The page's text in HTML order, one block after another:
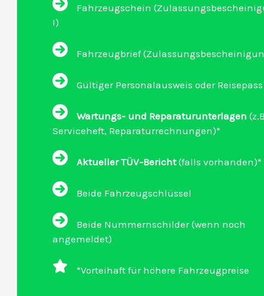
Fahrzeugschein
I)
Fahrzeugbrief
Gültiger Personalausweis oder Reisepass
Wartungs- und Reparaturunterlagen
Serviceheft, Reparaturrechnungen)*
Aktueller TÜV-Bericht(falls vorhanden)*
Beide Fahrzeugschlüssel
Beide Nummernschilder (wenn noch
angemeldet)
*Vorteihaft für höhere Fahrzeugpreise